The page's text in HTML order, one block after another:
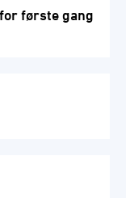
første gang